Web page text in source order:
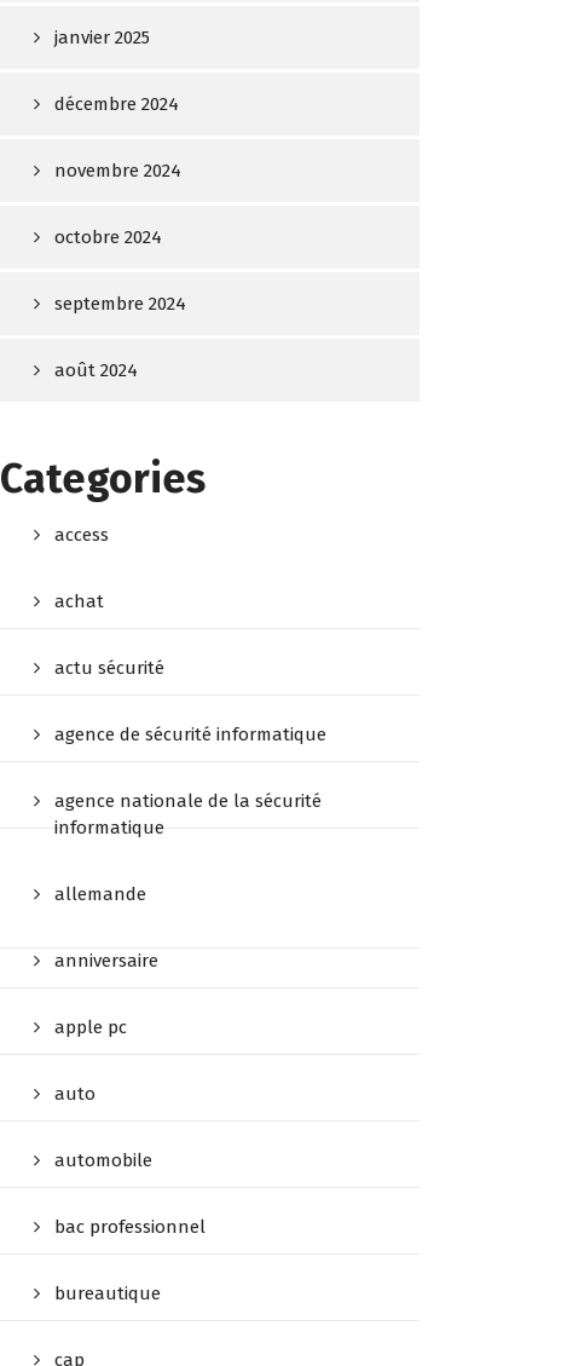
janvier 2025
décembre 2024
novembre 2024
octobre 2024
septembre 2024
août 2024
Categories
access
achat
actu sécurité
agence de sécurité informatique
agence nationale de la sécurité
informatique
allemande
anniversaire
apple pc
auto
automobile
bac professionnel
bureautique
cap